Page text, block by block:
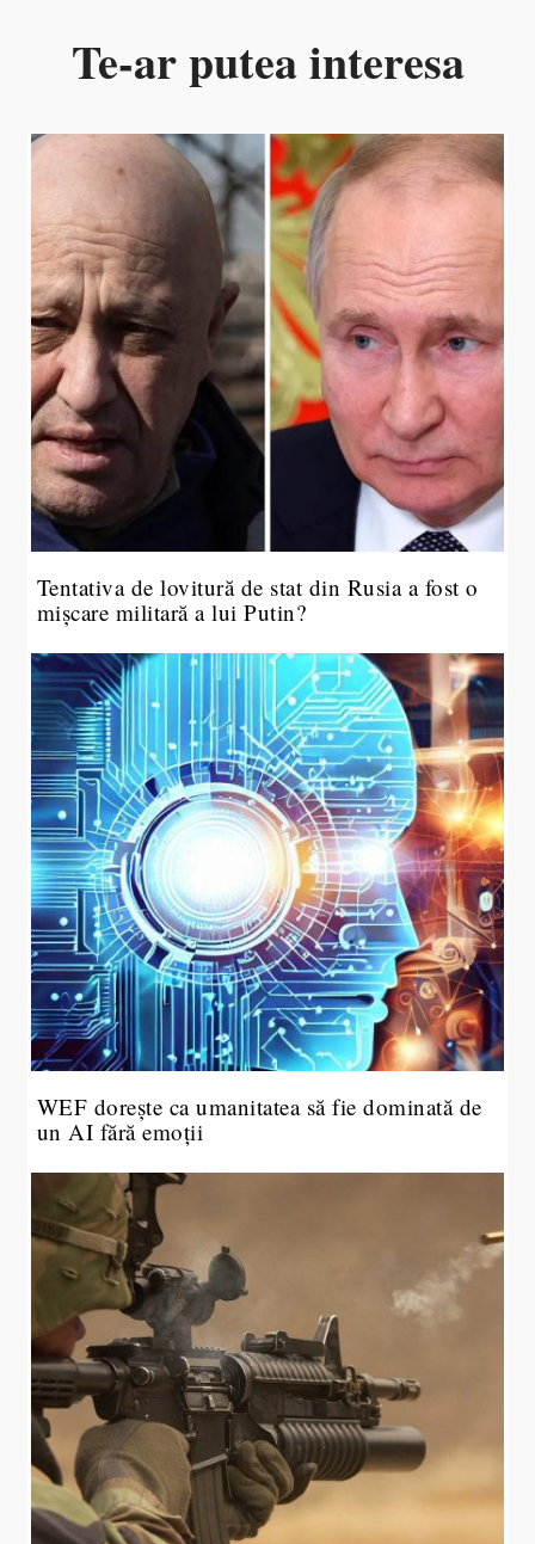
Te-ar putea interesa
Tentativa de lovitură de stat din Rusia a fost o
mișcare militară a lui Putin?
WEF dorește ca umanitatea să fie dominată de
un AI fără emoții